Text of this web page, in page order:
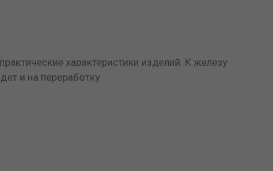
характеристики изделий. К железу
и на переработку.